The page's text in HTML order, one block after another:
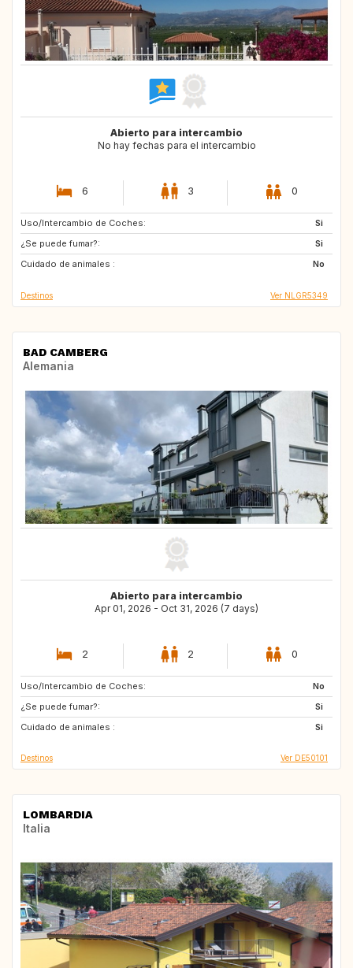
Abierto para intercambio
No hay fechas para el intercambio
6 3 0
Uso/Intercambio de Coches:
Si
¿Se puede fumar?:
Si
Cuidado de animales :
No
VN
TR
SR
Destinos Ver NLGR5349
BAD CAMBERG
Alemania
Abierto para intercambio
Apr 01, 2026 - Oct 31, 2026 (7 days)
2 2 0
Uso/Intercambio de Coches:
No
¿Se puede fumar?:
Si
Cuidado de animales :
Si
ES
HU
DK
Destinos Ver DE50101
LOMBARDIA
Italia